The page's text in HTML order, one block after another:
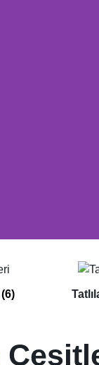
(6)